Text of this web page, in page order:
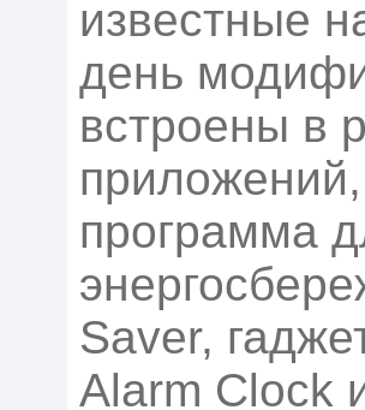
известные
день
встроены в
приложений,
программа
Saver,
Alarm Clock